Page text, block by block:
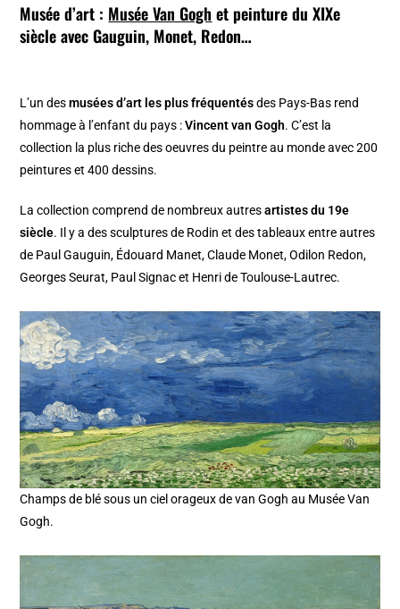
Musée d’art : Musée Van Gogh et peinture du XIXe
siècle avec Gauguin, Monet, Redon…
L’un desmusées d’art les plus fréquentésdes Pays-Bas rend
hommage à l’enfant du pays :Vincent van Gogh. C’est la
collection la plus riche des oeuvres du peintre au monde avec 200
peintures et 400 dessins.
La collection comprend de nombreux autresartistes du 19e
siècle. Il y a des sculptures de Rodin et des tableaux entre autres
de Paul Gauguin, Édouard Manet, Claude Monet, Odilon Redon,
Georges Seurat, Paul Signac et Henri de Toulouse-Lautrec.
Champs de blé sous un ciel orageux de van Gogh au Musée Van
Gogh.